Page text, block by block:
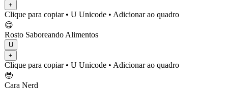
+
Clique para copiar• U Unicode • Adicionar ao quadro
😋
Rosto Saboreando Alimentos
U
+
Clique para copiar• U Unicode • Adicionar ao quadro
🤓
Cara Nerd